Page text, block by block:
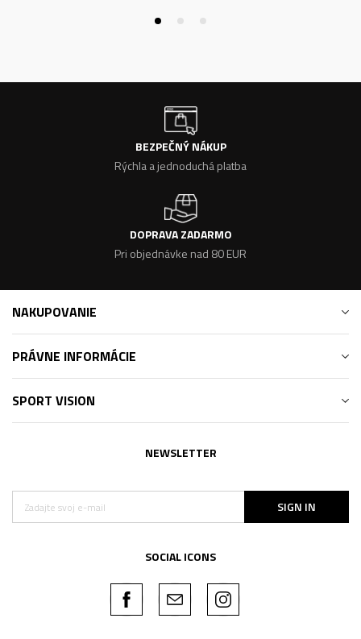
BEZPEČNÝ NÁKUP
Rýchla a jednoduchá platba
DOPRAVA ZADARMO
Pri objednávke nad 80 EUR
NAKUPOVANIE
PRÁVNE INFORMÁCIE
SPORT VISION
NEWSLETTER
SIGN IN
SOCIAL ICONS